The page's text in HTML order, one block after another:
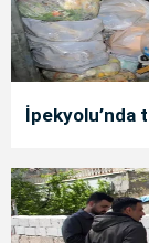
İpekyolu’nda